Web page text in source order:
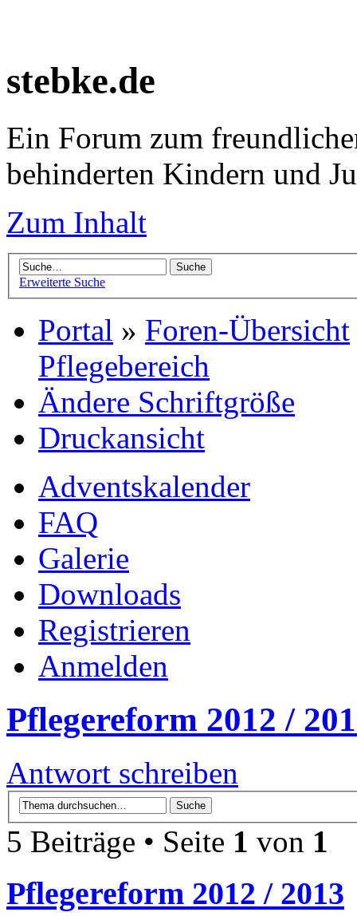
stebke.de
Ein Forum zum
behinderten Kindern und
Zum Inhalt
Erweiterte Suche
Portal » Foren-Übersicht
Pflegebereich
Ändere Schriftgröße
Druckansicht
Adventskalender
FAQ
Galerie
Downloads
Registrieren
Anmelden
Pflegereform 2012 /
Antwort schreiben
5 Beiträge • Seite 1 von 1
Pflegereform 2012 / 2013